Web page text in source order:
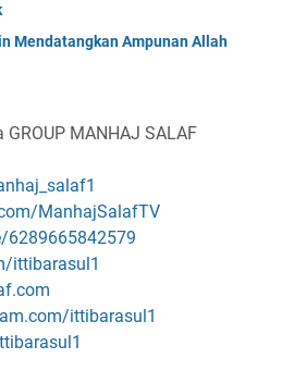
Mendatangkan Ampunan Allah
MANHAJ SALAF
ManhajSalafTV
6289665842579
ittibarasul1
ittibarasul1